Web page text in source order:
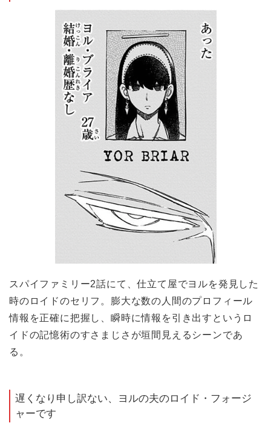
スパイファミリー2話にて、仕立て屋でヨルを発見した
時のロイドのセリフ。膨大な数の人間のプロフィール
情報を正確に把握し、瞬時に情報を引き出すというロ
イドの記憶術のすさまじさが垣間見えるシーンであ
る。
遅くなり申し訳ない、ヨルの夫のロイド・フォージ
ャーです